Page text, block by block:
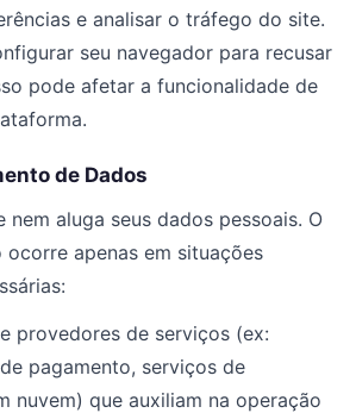
e analisar o tráfego do site.
seu navegador para recusar
pode afetar a funcionalidade de
de Dados
nem aluga seus dados pessoais. O
apenas em situações
provedores de serviços (ex:
pagamento, serviços de
nuvem) que auxiliam na operação